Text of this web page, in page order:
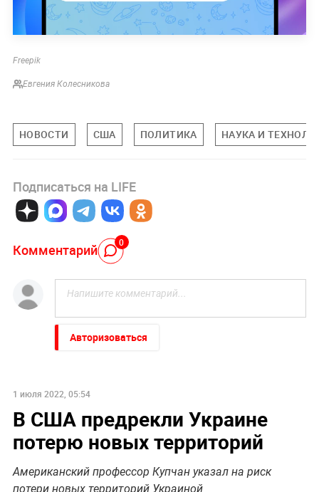
Freepik
Евгения Колесникова
НОВОСТИ США ПОЛИТИКА НАУКА И
Подписаться на LIFE
Комментарий 0
Авторизоваться
1 июля 2022, 05:54
В США предрекли Украине
потерю новых территорий
Американский профессор Купчан указал на риск
потери новых территорий Украиной